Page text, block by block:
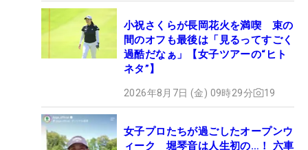
小祝さくらが長岡花火を満喫 束の
間のオフも最後は「見るってすごく
過酷だなぁ」【女子ツアーの“ヒト
ネタ”】
2026年8月7日 (金) 09時29分 19
女子プロたちが過ごしたオープンウ
ィーク 堀琴音は人生初の…！ 六車